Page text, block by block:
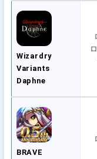
Wizardry
Variants
Daphne
BRAVE